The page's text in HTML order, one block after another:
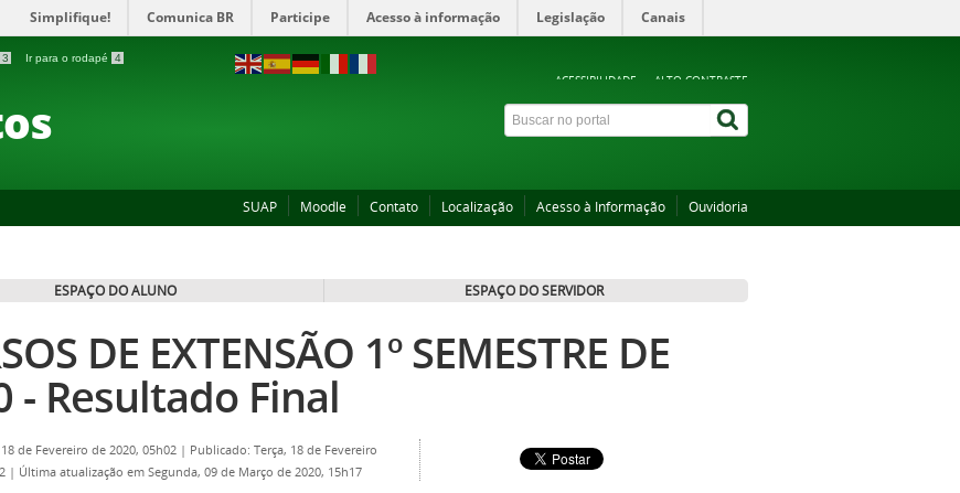
Simplifique! Comunica BR Participe Acesso à informação Legislação Canais
3 Ir para o rodapé 4
ACESSIBILIDADE ALTO CONTRASTE
SUAP Moodle Contato Localização Acesso à Informação Ouvidoria
ESPAÇO DO ALUNO ESPAÇO DO SERVIDOR
DE EXTENSÃO 1º SEMESTRE DE
- Resultado Final
de Fevereiro de 2020, 05h02 | Publicado: Terça, 18 de Fevereiro
| Última atualização em Segunda, 09 de Março de 2020, 15h17